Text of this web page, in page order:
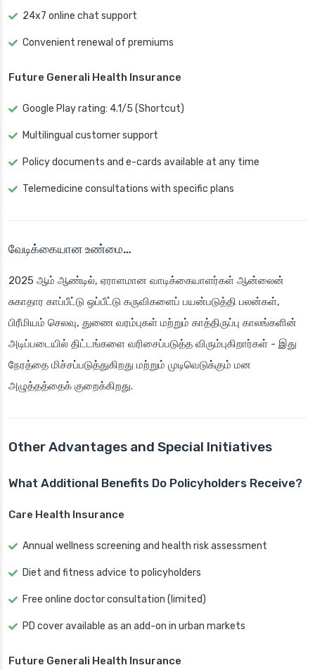
24x7 online chat support
Convenient renewal of premiums
Future Generali Health Insurance
Google Play rating: 4.1/5 (Shortcut)
Multilingual customer support
Policy documents and e-cards available at any time
Telemedicine consultations with specific plans
வேடிக்கையான உண்மை…
2025 ஆம் ஆண்டில், ஏராளமான வாடிக்கையாளர்கள் ஆன்லைன்
சுகாதார காப்பீட்டு ஒப்பீட்டு கருவிகளைப் பயன்படுத்தி பலன்கள்,
பிரீமியம் செலவு, துணை வரம்புகள் மற்றும் காத்திருப்பு காலங்களின்
அடிப்படையில் திட்டங்களை வரிசைப்படுத்த விரும்புகிறார்கள் - இது
நேரத்தை மிச்சப்படுத்துகிறது மற்றும் முடிவெடுக்கும் மன
அழுத்தத்தைக் குறைக்கிறது.
Other Advantages and Special Initiatives
What Additional Benefits Do Policyholders Receive?
Care Health Insurance
Annual wellness screening and health risk assessment
Diet and fitness advice to policyholders
Free online doctor consultation (limited)
PD cover available as an add-on in urban markets
Future Generali Health Insurance